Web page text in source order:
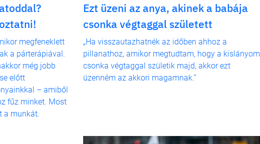
megfeneklett
a párterápiával.
még jobb
előtt
– amiből
fűz minket. Most
a munkát.
Ezt üzeni az anya, akinek a babája
csonka végtaggal született
„Ha visszautazhatnék az időben ahhoz a
pillanathoz, amikor megtudtam, hogy a kislányom
csonka végtaggal születik majd, akkor ezt
üzenném az akkori magamnak.”